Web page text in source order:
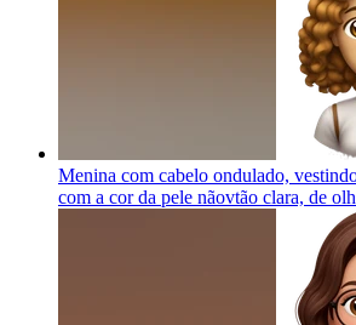
Menina com cabelo ondulado,
com a cor da pele nãovtão clara, de